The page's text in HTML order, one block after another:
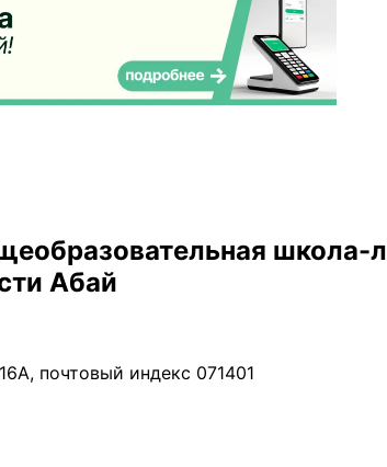
Абай
почтовый индекс 071401